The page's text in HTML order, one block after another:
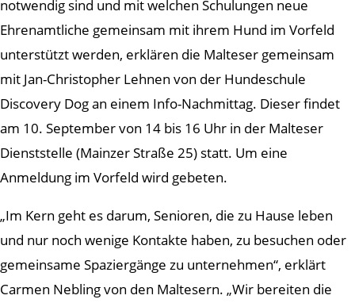
notwendig sind und mit welchen Schulungen neue
Ehrenamtliche gemeinsam mit ihrem Hund im Vorfeld
unterstützt werden, erklären die Malteser gemeinsam
mit Jan-Christopher Lehnen von der Hundeschule
Discovery Dog an einem Info-Nachmittag. Dieser findet
am 10. September von 14 bis 16 Uhr in der Malteser
Dienststelle (Mainzer Straße 25) statt. Um eine
Anmeldung im Vorfeld wird gebeten.
„Im Kern geht es darum, Senioren, die zu Hause leben
und nur noch wenige Kontakte haben, zu besuchen oder
gemeinsame Spaziergänge zu unternehmen“, erklärt
Carmen Nebling von den Maltesern. „Wir bereiten die